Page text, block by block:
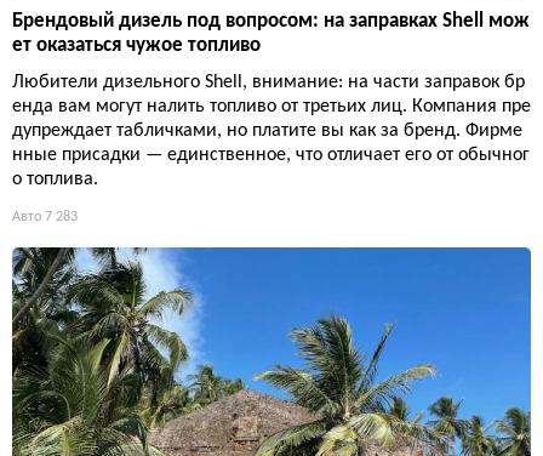
Брендовый дизель под вопросом: на заправках Shell мож
ет оказаться чужое топливо
Любители дизельного Shell, внимание: на части заправок бр
енда вам могут налить топливо от третьих лиц. Компания пре
дупреждает табличками, но платите вы как за бренд. Фирме
нные присадки — единственное, что отличает его от обычног
о топлива.
Авто 7 283